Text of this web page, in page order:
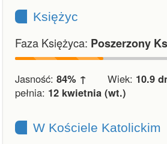
Księżyc
Faza Księżyca: Poszerzony
Jasność: 84% ↑ Wiek: 10.9
pełnia: 12 kwietnia (wt.)
W Kościele Katolickim